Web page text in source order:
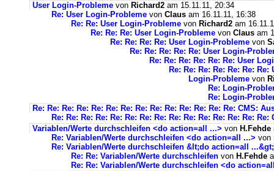
User Login-Probleme von Richard2 am 15.11.11, 20:34
Re: User Login-Probleme von Claus am 16.11.11, 16:38
Re: Re: User Login-Probleme von Richard2 am
Re: Re: Re: User Login-Probleme von Claus am
Re: Re: Re: Re: User Login-Probleme von
Re: Re: Re: Re: Re: User Login-
Re: Re: Re: Re: Re: Re: User
Re: Re: Re: Re: Re: Re:
Login-Probleme von
Re: Login-
Re: Login-
Re: Re: Re: Re: Re: Re: Re: Re: Re: Re: Re: Re: Re: Re: CMS:
Re: Re: Re: Re: Re: Re: Re: Re: Re: Re: Re: Re: Re: Re:
Variablen/Werte durchschleifen <do action=all ...> von H.Fehde
Re: Variablen/Werte durchschleifen <do action=all ...> von
Re: Variablen/Werte durchschleifen &lt;do action=all ...&gt;
Re: Re: Variablen/Werte durchschleifen von H.Fehde
Re: Re: Variablen/Werte durchschleifen <do